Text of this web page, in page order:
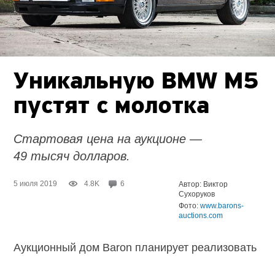
Уникальную BMW M5
пустят с молотка
Стартовая цена на аукционе —
49 тысяч долларов.
5 июля 2019 4.8K 6
Автор: Виктор
Сухоруков
Фото:www.barons-
auctions.com
Аукционный дом Baron планирует реализовать